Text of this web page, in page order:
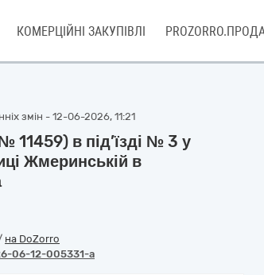
КОМЕРЦІЙНІ ЗАКУПІВЛІ
змін - 12-06-2026, 11:21
11459) в під’їзді № 3 у
Жмеринській в
на DoZorro
06-12-005331-a